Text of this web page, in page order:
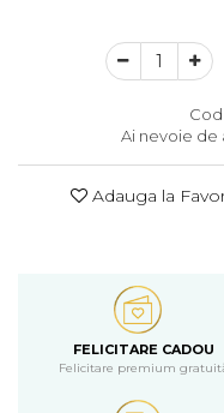
Ai nevoie de
Adauga la
FELICITARE CADOU
Felicitare premium